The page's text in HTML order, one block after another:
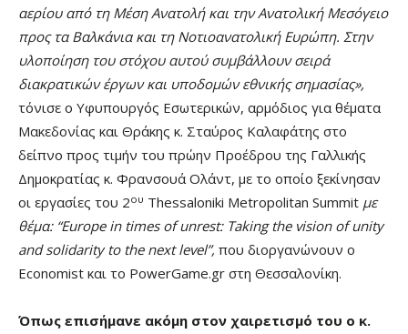
αερίου από τη Μέση Ανατολή και την Ανατολική Μεσόγειο
προς τα Βαλκάνια και τη Νοτιοανατολική Ευρώπη. Στην
υλοποίηση του στόχου αυτού συμβάλλουν σειρά
διακρατικών έργων και υποδομών εθνικής σημασίας»,
τόνισε ο Υφυπουργός Εσωτερικών, αρμόδιος για θέματα
Μακεδονίας και Θράκης κ. Σταύρος Καλαφάτης στο
δείπνο προς τιμήν του πρώην Προέδρου της Γαλλικής
Δημοκρατίας κ. Φρανσουά Ολάντ, με το οποίο ξεκίνησαν
οι εργασίες του 2ου Thessaloniki Metropolitan Summit με
θέμα: “Europe in times of unrest: Taking the vision of unity
and solidarity to the next level”, που διοργανώνουν ο
Economist και το PowerGame.gr στη Θεσσαλονίκη.
Όπως επισήμανε ακόμη στον χαιρετισμό του ο κ.